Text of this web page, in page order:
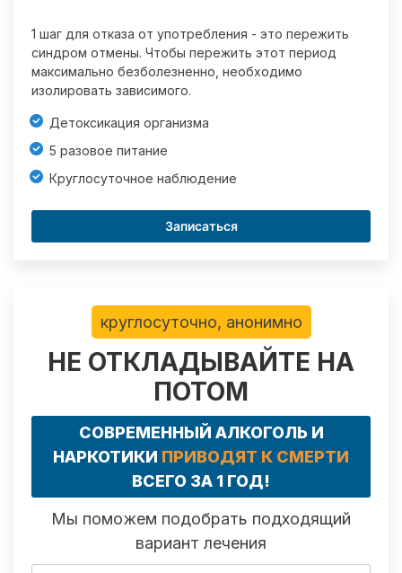
1 шаг для отказа от употребления - это пережить
синдром отмены. Чтобы пережить этот период
максимально безболезненно, необходимо
изолировать зависимого.
Детоксикация организма
5 разовое питание
Круглосуточное наблюдение
Записаться
круглосуточно, анонимно
НЕ ОТКЛАДЫВАЙТЕ НА
ПОТОМ
СОВРЕМЕННЫЙ АЛКОГОЛЬ И
НАРКОТИКИ ПРИВОДЯТ К СМЕРТИ
ВСЕГО ЗА 1 ГОД!
Мы поможем подобрать подходящий
вариант лечения